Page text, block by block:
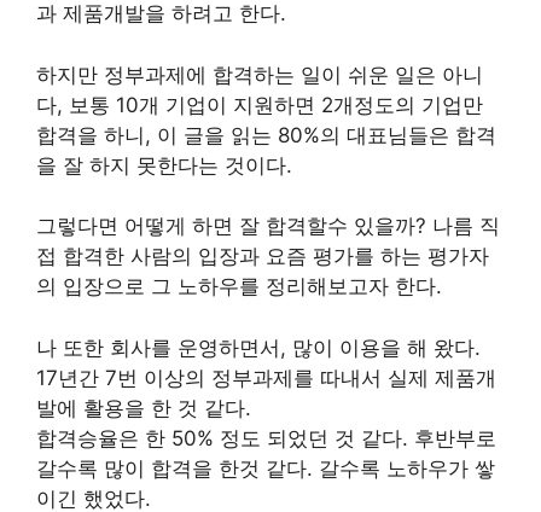
과 제품개발을 하려고 한다.
하지만 정부과제에 합격하는 일이 쉬운 일은 아니
다, 보통 10개 기업이 지원하면 2개정도의 기업만
합격을 하니, 이 글을 읽는 80%의 대표님들은 합격
을 잘 하지 못한다는 것이다.
그렇다면 어떻게 하면 잘 합격할수 있을까? 나름 직
접 합격한 사람의 입장과 요즘 평가를 하는 평가자
의 입장으로 그 노하우를 정리해보고자 한다.
나 또한 회사를 운영하면서, 많이 이용을 해 왔다.
17년간 7번 이상의 정부과제를 따내서 실제 제품개
발에 활용을 한 것 같다.
합격승율은 한 50% 정도 되었던 것 같다. 후반부로
갈수록 많이 합격을 한것 같다. 갈수록 노하우가 쌓
이긴 했었다.